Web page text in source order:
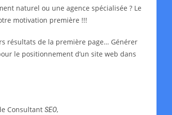
naturel ou une agence spécialisée ? Le
motivation première !!!
résultats de la première page… Générer
le positionnement d’un site web dans
Consultant SEO,